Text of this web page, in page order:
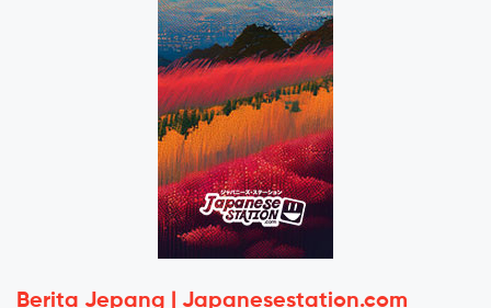
Berita Jepang | Japanesestation.com